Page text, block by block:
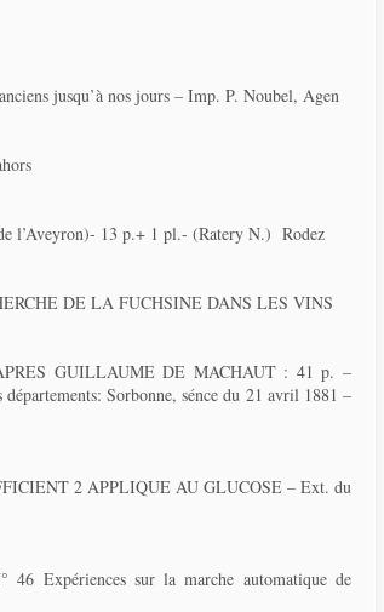
jusqu’à nos jours – Imp. P. Noubel, Agen
l’Aveyron)- 13 p.+ 1 pl.- (Ratery N.) Rodez
DE LA FUCHSINE DANS LES VINS
GUILLAUME DE MACHAUT : 41 p. –
Sorbonne, sénce du 21 avril 1881 –
2 APPLIQUE AU GLUCOSE – Ext. du
Expériences sur la marche automatique de